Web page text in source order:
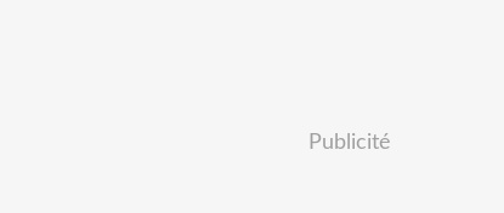
Publicité